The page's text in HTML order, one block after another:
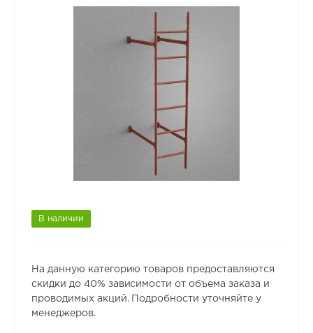
В наличии
На данную категорию товаров предоставляются
скидки до 40% зависимости от объема заказа и
проводимых акций. Подробности уточняйте у
менеджеров.